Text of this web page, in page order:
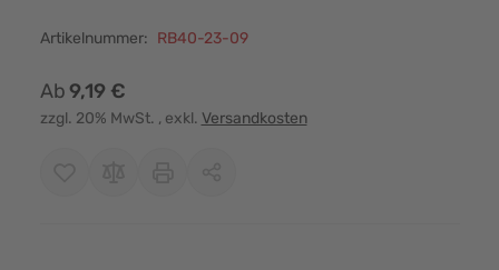
Artikelnummer: RB40-23-09
Ab9,19 €
zzgl. 20% MwSt. , exkl. Versandkosten